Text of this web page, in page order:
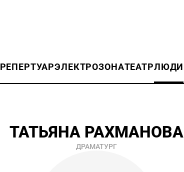
РЕПЕРТУАРЭЛЕКТРОЗОНАТЕАТРЛЮДИ
ТАТЬЯНА РАХМАНОВА
ДРАМАТУРГ